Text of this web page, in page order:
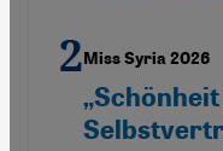
Miss Syria 2026